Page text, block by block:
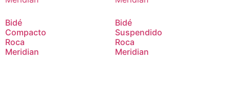
Bidé
Compacto
Roca
Meridian
Bidé
Suspendido
Roca
Meridian